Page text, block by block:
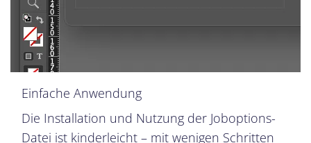
Einfache Anwendung
Die Installation und Nutzung der Joboptions-
Datei ist kinderleicht – mit wenigen Schritten